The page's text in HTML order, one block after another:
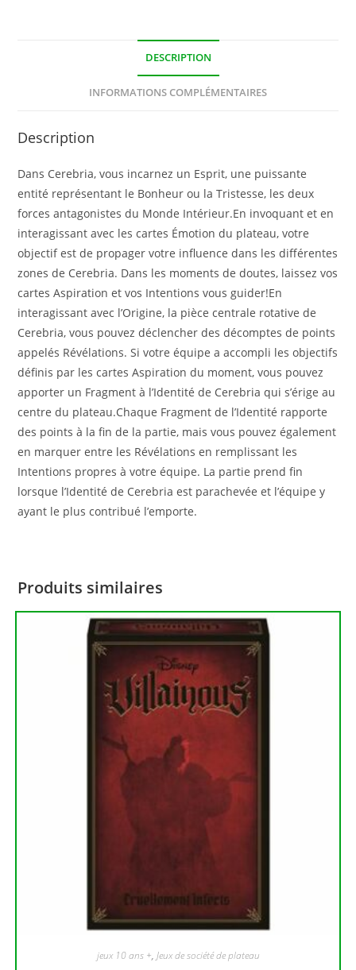
DESCRIPTION
INFORMATIONS COMPLÉMENTAIRES
Description
Dans Cerebria, vous incarnez un Esprit, une puissante
entité représentant le Bonheur ou la Tristesse, les deux
forces antagonistes du Monde Intérieur.En invoquant et en
interagissant avec les cartes Émotion du plateau, votre
objectif est de propager votre influence dans les différentes
zones de Cerebria. Dans les moments de doutes, laissez vos
cartes Aspiration et vos Intentions vous guider!En
interagissant avec l’Origine, la pièce centrale rotative de
Cerebria, vous pouvez déclencher des décomptes de points
appelés Révélations. Si votre équipe a accompli les objectifs
définis par les cartes Aspiration du moment, vous pouvez
apporter un Fragment à l’Identité de Cerebria qui s’érige au
centre du plateau.Chaque Fragment de l’Identité rapporte
des points à la fin de la partie, mais vous pouvez également
en marquer entre les Révélations en remplissant les
Intentions propres à votre équipe. La partie prend fin
lorsque l’Identité de Cerebria est parachevée et l’équipe y
ayant le plus contribué l’emporte.
Produits similaires
jeux 10 ans +, Jeux de société de plateau